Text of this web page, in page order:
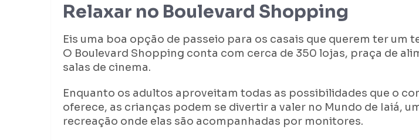
Relaxar no Boulevard Shopping
Eis uma boa opção de passeio para os casais que querem ter um
O Boulevard Shopping conta com cerca de 350 lojas, praça de
salas de cinema.
Enquanto os adultos aproveitam todas as possibilidades que o
oferece, as crianças podem se divertir a valer no Mundo de Iaiá,
recreação onde elas são acompanhadas por monitores.